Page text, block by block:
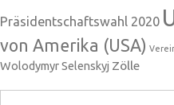
Präsidentschaftswahl 2020
von Amerika (USA)
Wolodymyr Selenskyj Zölle